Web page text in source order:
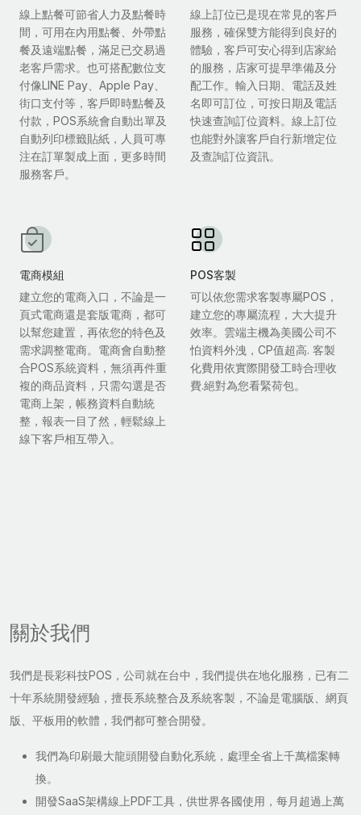
線上點餐可節省人力及點餐時
間，可用在內用點餐、外帶點
餐及遠端點餐，滿足已交易過
老客戶需求。也可搭配數位支
付像LINE Pay、Apple Pay、
街口支付等，客戶即時點餐及
付款，POS系統會自動出單及
自動列印標籤貼紙，人員可專
注在訂單製成上面，更多時間
服務客戶。
線上訂位已是現在常見的客戶
服務，確保雙方能得到良好的
體驗，客戶可安心得到店家給
的服務，店家可提早準備及分
配工作。輸入日期、電話及姓
名即可訂位，可按日期及電話
快速查詢訂位資料。線上訂位
也能對外讓客戶自行新增定位
及查詢訂位資訊。
電商模組
建立您的電商入口，不論是一
頁式電商還是套版電商，都可
以幫您建置，再依您的特色及
需求調整電商。電商會自動整
合POS系統資料，無須再件重
複的商品資料，只需勾選是否
電商上架，帳務資料自動統
整，報表一目了然，輕鬆線上
線下客戶相互帶入。
POS客製
可以依您需求客製專屬POS，
建立您的專屬流程，大大提升
效率。雲端主機為美國公司不
怕資料外洩，CP值超高. 客製
化費用依實際開發工時合理收
費.絕對為您看緊荷包。
關於我們
我們是長彩科技POS，公司就在台中，我們提供在地化服務，已有二
十年系統開發經驗，擅長系統整合及系統客製，不論是電腦版、網頁
版、平板用的軟體，我們都可整合開發。
我們為印刷最大龍頭開發自動化系統，處理全省上千萬檔案轉
換。
開發SaaS架構線上PDF工具，供世界各國使用，每月超過上萬